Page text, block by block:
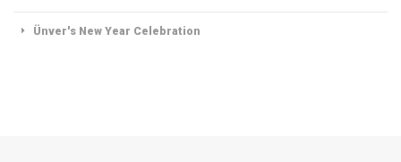
Ünver's New Year Celebration